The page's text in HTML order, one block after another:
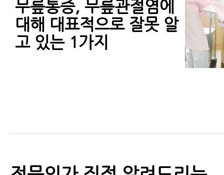
무릎통증, 무릎관절염에
대해 대표적으로 잘못 알
고 있는 1가지